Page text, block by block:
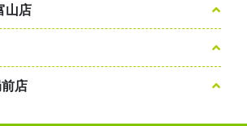
山店
店